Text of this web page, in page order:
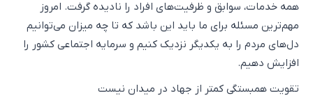
همه خدمات، سوابق و ظرفیت‌های افراد را نادیده گرفت. امروز
مهم‌ترین مسئله برای ما باید این باشد که تا چه میزان می‌توانیم
دل‌های مردم را به یکدیگر نزدیک کنیم و سرمایه اجتماعی کشور را
افزایش دهیم.
تقویت همبستگی کمتر از جهاد در میدان نیست